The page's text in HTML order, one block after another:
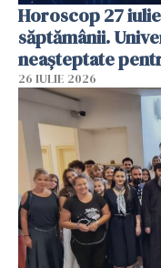
Horoscop 27
săptămânii.
neașteptate
26 IULIE 2026